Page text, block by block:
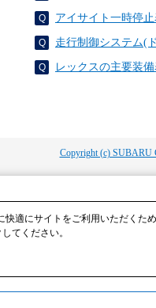
アイサイト一時停
走行制御システム(
レックスの主要装
Copyright (c) SUBARU
適にサイトをご利用いただく
てください。​